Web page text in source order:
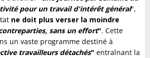
pour un travail d'intérêt général",
ne doit plus verser la moindre
sans un effort". Cette
un vaste programme destiné à
travailleurs détachés" entraînant la